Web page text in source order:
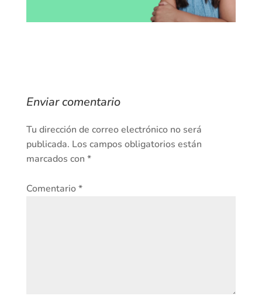
Enviar comentario
Tu dirección de correo electrónico no será
publicada. Los campos obligatorios están
marcados con *
Comentario*